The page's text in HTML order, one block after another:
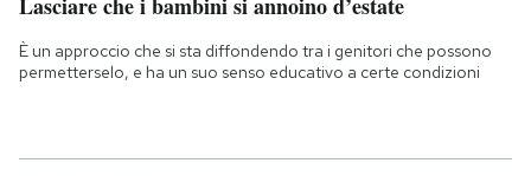
È un approccio che si sta diffondendo tra i genitori che possono
permetterselo, e ha un suo senso educativo a certe condizioni